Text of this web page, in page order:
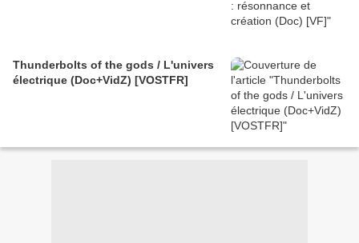
Thunderbolts of the gods / L'univers
électrique (Doc+VidZ) [VOSTFR]